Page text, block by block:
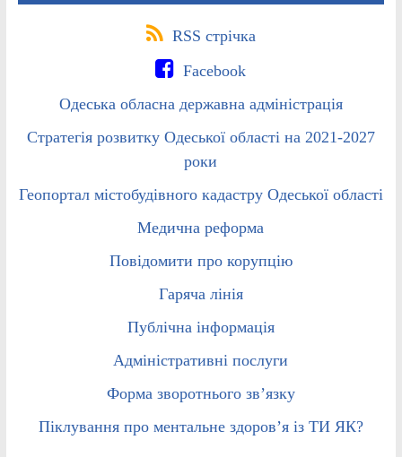
RSS стрічка
Facebook
Одеська обласна державна адміністрація
Стратегія розвитку Одеської області на 2021-2027
роки
Геопортал містобудівного кадастру Одеської області
Медична реформа
Повідомити про корупцію
Гаряча лінія
Публічна інформація
Адміністративні послуги
Форма зворотнього зв’язку
Піклування про ментальне здоров’я із ТИ ЯК?